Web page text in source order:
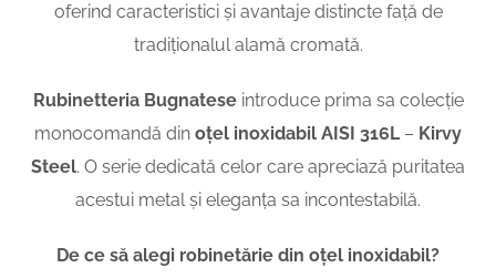
oferind caracteristici și avantaje distincte față de
tradiționalul alamă cromată.
Rubinetteria Bugnateseintroduce prima sa colecție
monocomandă din oțel inoxidabil AISI 316L– Kirvy
Steel. O serie dedicată celor care apreciază puritatea
acestui metal și eleganța sa incontestabilă.
De ce să alegi robinetărie din oțel inoxidabil?